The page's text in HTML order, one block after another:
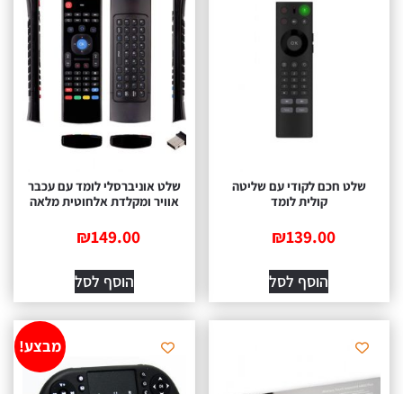
שלט חכם לקודי עם שליטה
קולית לומד
₪139.00
הוסף לסל
שלט אוניברסלי לומד עם עכבר
אוויר ומקלדת אלחוטית מלאה
₪149.00
הוסף לסל
מבצע!